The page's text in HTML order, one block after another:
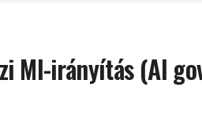
MI-irányítás (AI